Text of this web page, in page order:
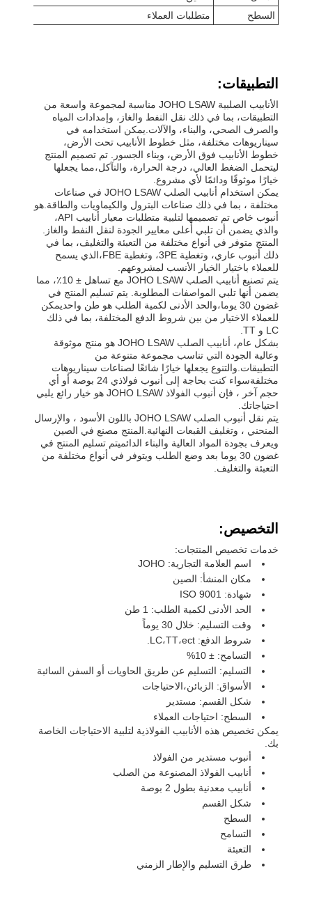
السطح
متطلبات العملاء
التطبيقات:
الأنابيب الصلبية JOHO LSAW مناسبة لمجموعة واسعة من
التطبيقات، بما في ذلك نقل النفط والغاز، وإمدادات المياه
والصرف الصحي، والبناء، والآلات.يمكن استخدامه في
سيناريوهات مختلفة، مثل خطوط الأنابيب تحت الأرض،
خطوط الأنابيب فوق الأرض، وبناء الجسور. تم تصميم المنتج
ليتحمل الضغط العالي، درجة الحرارة، والتآكل،مما يجعلها
خيارًا موثوقًا ودائمًا لأي مشروع.
يمكن استخدام أنابيب الصلب JOHO LSAW في صناعات
مختلفة ، بما في ذلك صناعات البترول والكيماويات والطاقة.هو
أنبوب خاص تم تصميمها لتلبية متطلبات معيار أنابيب API،
والذي يضمن أن تلبي أعلى معايير الجودة لنقل النفط والغاز.
المنتج متوفر في أنواع مختلفة من التعبئة والتغليف، بما في
ذلك أنبوب عاري، وتغطية 3PE، وتغطية FBE،الذي يسمح
للعملاء باختيار الخيار الأنسب لمشروعهم.
يتم تصنيع أنابيب الصلب JOHO LSAW مع تساهل ± 10٪، مما
يضمن أنها تلبي المواصفات المطلوبة. يتم تسليم المنتج في
غضون 30 يوما،والحد الأدنى لكمية الطلب هو طن واحديمكن
للعملاء الاختيار من بين شروط الدفع المختلفة، بما في ذلك
LC و TT.
بشكل عام، أنابيب الصلب JOHO LSAW هو منتج موثوقة
وعالية الجودة التي تناسب مجموعة متنوعة من
التطبيقات.والتنوع يجعلها خيارًا شائعًا لصناعات سيناريوهات
مختلفةسواء كنت بحاجة إلى أنبوب فولاذي 24 بوصة أو أي
حجم آخر ، فإن أنبوب الفولاذ JOHO LSAW هو خيار رائع يلبي
احتياجاتك.
يتم نقل أنبوب الصلب JOHO LSAW باللون الأسود ، والإرسال
المنحني ، وتغليف القبعات النهائية.المنتج مصنع في الصين
ويعرف بجودة المواد العالية والبناء الدائميتم تسليم المنتج في
غضون 30 يوما بعد وضع الطلب ويتوفر في أنواع مختلفة من
التعبئة والتغليف.
التخصيص:
خدمات تخصيص المنتجات:
اسم العلامة التجارية: JOHO
مكان المنشأ: الصين
شهادة: ISO 9001
الحد الأدنى لكمية الطلب: 1 طن
وقت التسليم: خلال 30 يوماً
شروط الدفع: LC،TT،ect.
التسامح: ± 10%
التسليم: التسليم عن طريق الحاويات أو السفن السائبة
الأسواق: الزبائن،الاحتياجات
شكل القسم: مستدير
السطح: احتياجات العملاء
يمكن تخصيص هذه الأنابيب الفولاذية لتلبية الاحتياجات الخاصة
بك.
أنبوب مستدير من الفولاذ
أنابيب الفولاذ المصنوعة من الصلب
أنابيب معدنية بطول 2 بوصة
شكل القسم
السطح
التسامح
التعبئة
طرق التسليم والإطار الزمني